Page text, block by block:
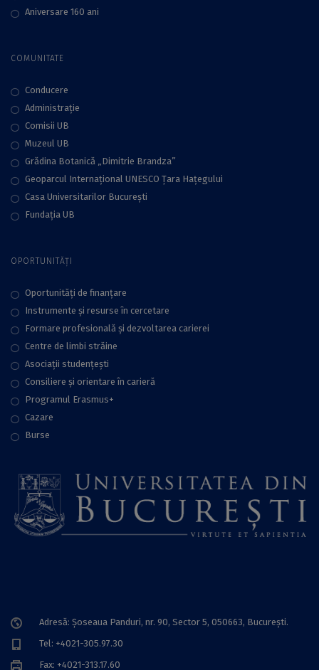
Aniversare 160 ani
COMUNITATE
Conducere
Administraţie
Comisii UB
Muzeul UB
Grădina Botanică „Dimitrie Brandza”
Geoparcul Internațional UNESCO Țara Hațegului
Casa Universitarilor București
Fundaţia UB
OPORTUNITĂȚI
Oportunități de finanțare
Instrumente și resurse în cercetare
Formare profesională și dezvoltarea carierei
Centre de limbi străine
Asociații studențești
Consiliere şi orientare în carieră
Programul Erasmus+
Cazare
Burse
Adresă: Șoseaua Panduri, nr. 90, Sector 5, 050663, Bucureşti.
Tel: +4021-305.97.30
Fax: +4021-313.17.60